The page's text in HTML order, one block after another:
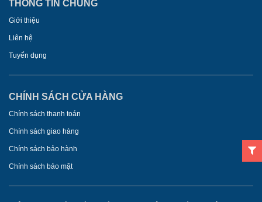
THÔNG TIN CHUNG
Giới thiệu
Liên hệ
Tuyển dụng
CHÍNH SÁCH CỬA HÀNG
Chính sách thanh toán
Chính sách giao hàng
Chính sách bảo hành
Chính sách bảo mật